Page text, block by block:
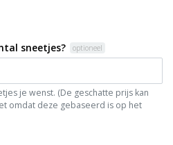
sneetjes? optioneel
je wenst. (De geschatte prijs kan
omdat deze gebaseerd is op het